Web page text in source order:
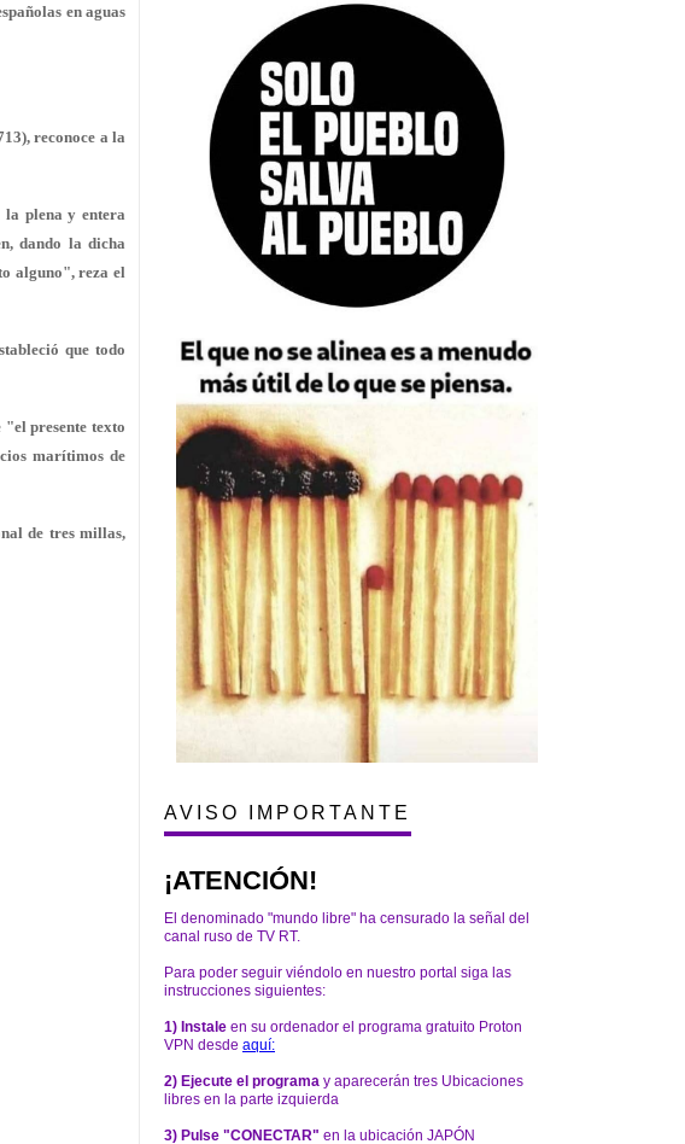
en aguas
reconoce a la
la plena y entera
dando la dicha
alguno", reza el
que todo
presente texto
marítimos de
de tres millas,
AVISO IMPORTANTE
¡ATENCIÓN!
El denominado "mundo libre" ha censurado la señal del
canal ruso de TV RT.
Para poder seguir viéndolo en nuestro portal siga las
instrucciones siguientes:
1) Instale en su ordenador el programa gratuito Proton
VPN desde aquí:
2) Ejecute el programa y aparecerán tres Ubicaciones
libres en la parte izquierda
3) Pulse "CONECTAR" en la ubicación JAPÓN